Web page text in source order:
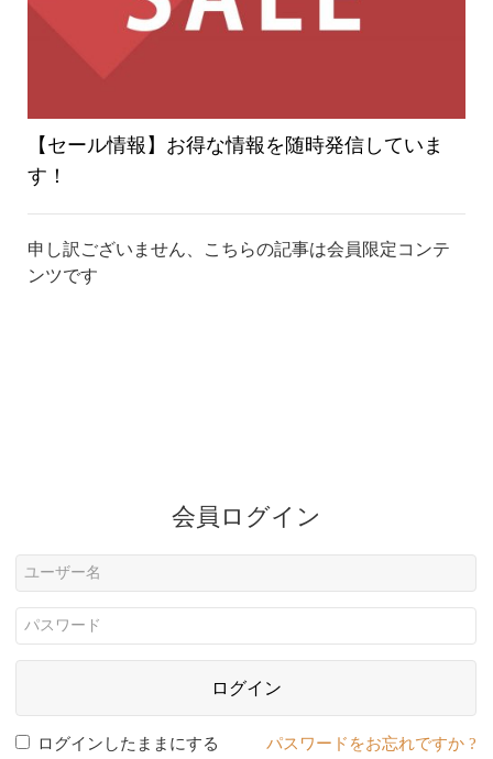
【セール情報】お得な情報を随時発信していま
す！
申し訳ございません、こちらの記事は会員限定コンテ
ンツです
会員ログイン
ログイン
ログインしたままにする パスワードをお忘れですか ?